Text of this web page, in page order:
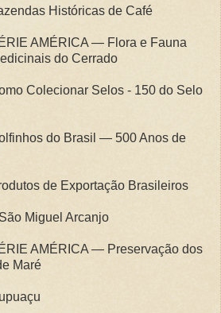
Históricas de Café
AMÉRICA — Flora e Fauna
do Cerrado
Colecionar Selos - 150 do Selo
do Brasil — 500 Anos de
de Exportação Brasileiros
Miguel Arcanjo
AMÉRICA — Preservação dos
Maré